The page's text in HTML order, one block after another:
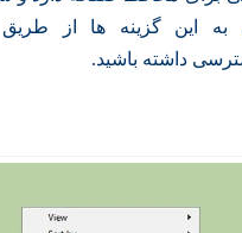
به این گزینه ها از